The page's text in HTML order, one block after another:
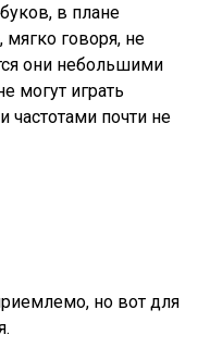
в плане
мягко говоря, не
они небольшими
могут играть
частотами почти не
но вот для